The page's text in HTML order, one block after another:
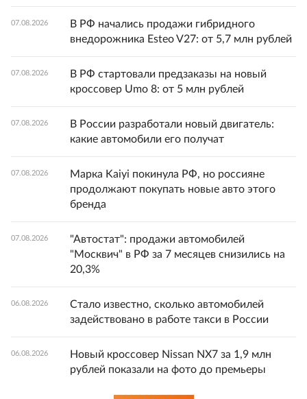
07.08.2026
В РФ начались продажи гибридного
внедорожника Esteo V27: от 5,7 млн рублей
07.08.2026
В РФ стартовали предзаказы на новый
кроссовер Umo 8: от 5 млн рублей
07.08.2026
В России разработали новый двигатель:
какие автомобили его получат
07.08.2026
Марка Kaiyi покинула РФ, но россияне
продолжают покупать новые авто этого
бренда
07.08.2026
"Автостат": продажи автомобилей
"Москвич" в РФ за 7 месяцев снизились на
20,3%
06.08.2026
Стало известно, сколько автомобилей
задействовано в работе такси в России
06.08.2026
Новый кроссовер Nissan NX7 за 1,9 млн
рублей показали на фото до премьеры